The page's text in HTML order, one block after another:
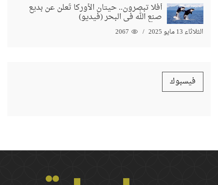
أفلا تبصرون.. حيتان الأوركا تُعلن عن بديع
صنع الله في البحر (فيديو)
الثلاثاء 13 مايو 2025 2067
فيسبوك